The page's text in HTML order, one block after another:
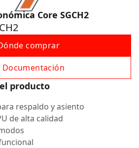
Core SGCH2
comprar
Documentación
producto
respaldo y asiento
de alta calidad